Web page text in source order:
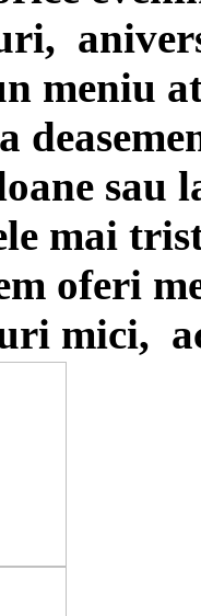
meniu
sau
mai
oferi
mici,